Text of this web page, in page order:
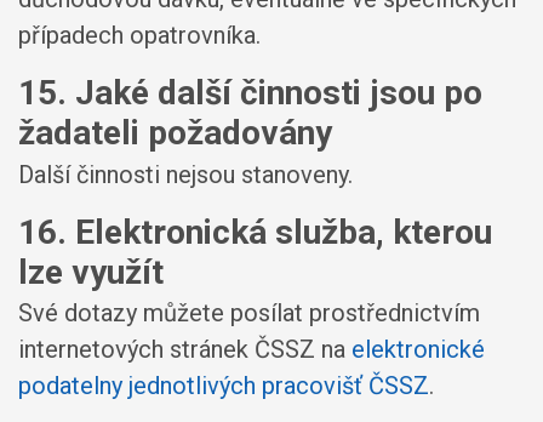
případech opatrovníka.
15. Jaké další činnosti jsou po
žadateli požadovány
Další činnosti nejsou stanoveny.
16. Elektronická služba, kterou
lze využít
Své dotazy můžete posílat prostřednictvím
internetových stránek ČSSZ na elektronické
podatelny jednotlivých pracovišť ČSSZ.